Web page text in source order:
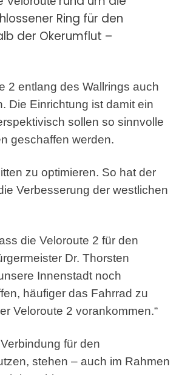
Ring für den
der Okerumflut –
2 entlang des Wallrings auch
Die Einrichtung ist damit ein
sollen so sinnvolle
geschaffen werden.
zu optimieren. So hat der
Verbesserung der westlichen
die Veloroute 2 für den
Dr. Thorsten
Innenstadt noch
häufiger das Fahrrad zu
Veloroute 2 vorankommen.“
für den
stehen – auch im Rahmen